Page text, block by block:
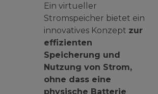
Ein virtueller
Stromspeicher bietet ein
innovatives Konzept zur
effizienten
Speicherung und
Nutzung von Strom,
ohne dass eine
physische Batterie